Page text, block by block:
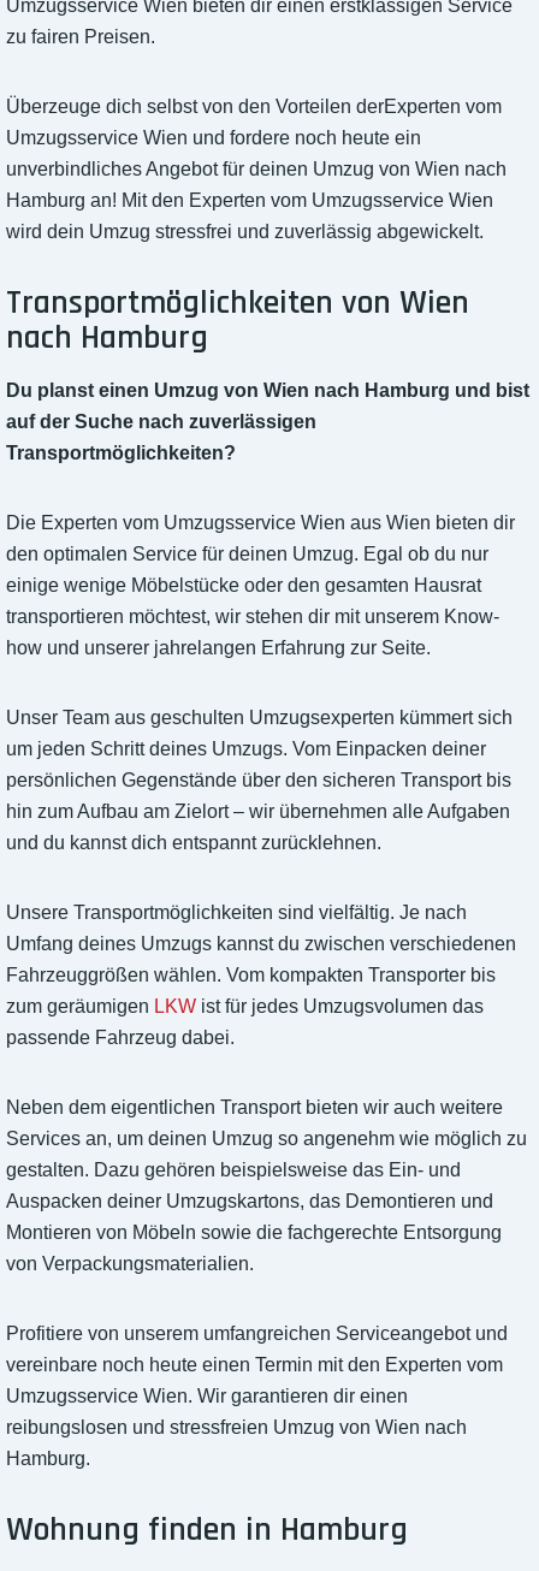
Umzugsservice Wien bieten dir einen erstklassigen Service
zu fairen Preisen.
Überzeuge dich selbst von den Vorteilen derExperten vom
Umzugsservice Wien und fordere noch heute ein
unverbindliches Angebot für deinen Umzug von Wien nach
Hamburg an! Mit den Experten vom Umzugsservice Wien
wird dein Umzug stressfrei und zuverlässig abgewickelt.
Transportmöglichkeiten von Wien
nach Hamburg
Du planst einen Umzug von Wien nach Hamburg und bist
auf der Suche nach zuverlässigen
Transportmöglichkeiten?
Die Experten vom Umzugsservice Wien aus Wien bieten dir
den optimalen Service für deinen Umzug. Egal ob du nur
einige wenige Möbelstücke oder den gesamten Hausrat
transportieren möchtest, wir stehen dir mit unserem Know-
how und unserer jahrelangen Erfahrung zur Seite.
Unser Team aus geschulten Umzugsexperten kümmert sich
um jeden Schritt deines Umzugs. Vom Einpacken deiner
persönlichen Gegenstände über den sicheren Transport bis
hin zum Aufbau am Zielort – wir übernehmen alle Aufgaben
und du kannst dich entspannt zurücklehnen.
Unsere Transportmöglichkeiten sind vielfältig. Je nach
Umfang deines Umzugs kannst du zwischen verschiedenen
Fahrzeuggrößen wählen. Vom kompakten Transporter bis
zum geräumigen LKW ist für jedes Umzugsvolumen das
passende Fahrzeug dabei.
Neben dem eigentlichen Transport bieten wir auch weitere
Services an, um deinen Umzug so angenehm wie möglich zu
gestalten. Dazu gehören beispielsweise das Ein- und
Auspacken deiner Umzugskartons, das Demontieren und
Montieren von Möbeln sowie die fachgerechte Entsorgung
von Verpackungsmaterialien.
Profitiere von unserem umfangreichen Serviceangebot und
vereinbare noch heute einen Termin mit den Experten vom
Umzugsservice Wien. Wir garantieren dir einen
reibungslosen und stressfreien Umzug von Wien nach
Hamburg.
Wohnung finden in Hamburg